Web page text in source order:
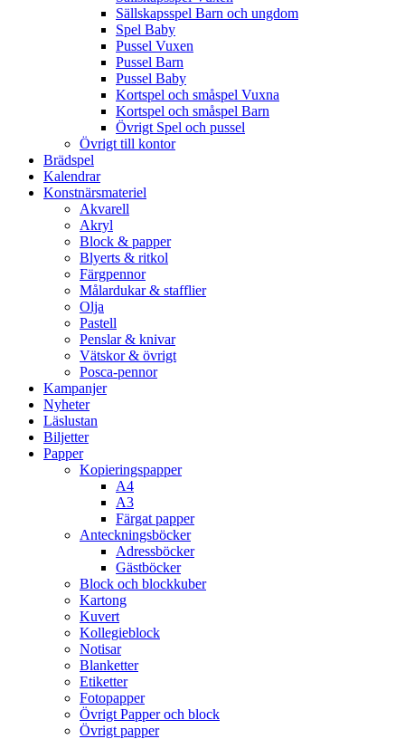
Sällskapsspel Barn och ungdom
Spel Baby
Pussel Vuxen
Pussel Barn
Pussel Baby
Kortspel och småspel Vuxna
Kortspel och småspel Barn
Övrigt Spel och pussel
Övrigt till kontor
Brädspel
Kalendrar
Konstnärsmateriel
Akvarell
Akryl
Block & papper
Blyerts & ritkol
Färgpennor
Målardukar & stafflier
Olja
Pastell
Penslar & knivar
Vätskor & övrigt
Posca-pennor
Kampanjer
Nyheter
Läslustan
Biljetter
Papper
Kopieringspapper
A4
A3
Färgat papper
Anteckningsböcker
Adressböcker
Gästböcker
Block och blockkuber
Kartong
Kuvert
Kollegieblock
Notisar
Blanketter
Etiketter
Fotopapper
Övrigt Papper och block
Övrigt papper